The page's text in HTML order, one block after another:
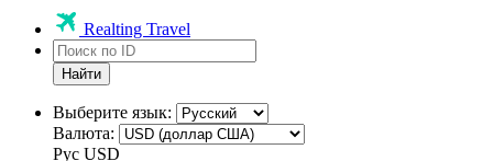
Realting Travel
Найти
Выберите язык:
Валюта:
Рус USD